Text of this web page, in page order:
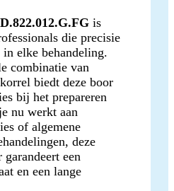
is
die precisie
elke behandeling.
combinatie van
biedt deze boor
bij het prepareren
nu werkt aan
of algemene
deze
een
en een lange